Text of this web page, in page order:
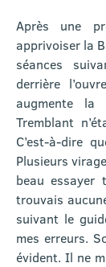
Après une
apprivoiser la
séances
derrière
augmente la
Tremblant
C’est-à-dire
Plusieurs
beau essayer
trouvais
suivant le
mes erreurs.
évident. Il ne